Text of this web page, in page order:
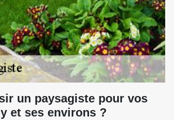
un paysagiste pour vos
et ses environs ?